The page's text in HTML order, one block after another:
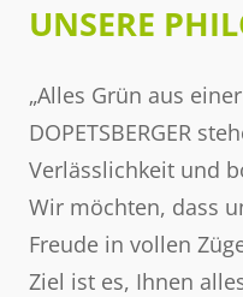
UNSERE
„Alles Grün aus
DOPETSBERGER
Verlässlichkeit und
Wir möchten, dass
Freude in vollen
Ziel ist es, Ihnen